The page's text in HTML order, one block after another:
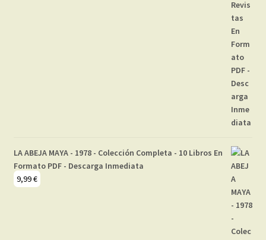
LA ABEJA MAYA - 1978 - Colección Completa - 10 Libros En
Formato PDF - Descarga Inmediata
9,99€